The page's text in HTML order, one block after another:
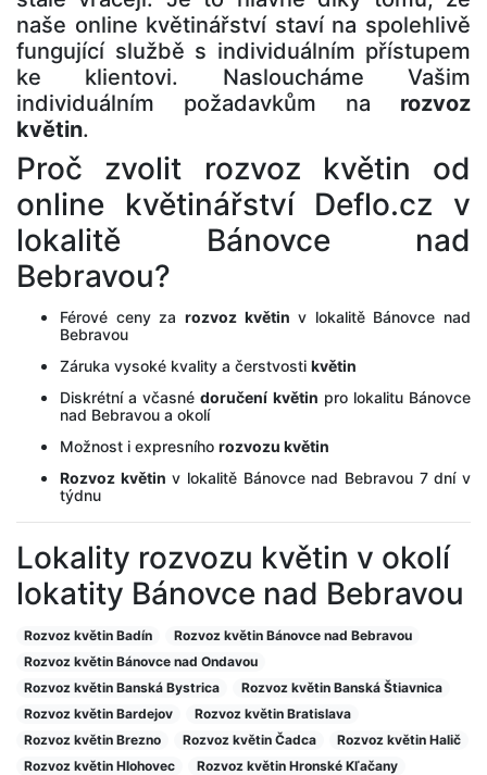
naše online květinářství staví na spolehlivě
fungující službě s individuálním přístupem
ke klientovi. Nasloucháme Vašim
individuálním požadavkům na rozvoz
květin.
Proč zvolit rozvoz květin od
online květinářství Deflo.cz v
lokalitě Bánovce nad
Bebravou?
Férové ceny za rozvoz květin v lokalitě Bánovce nad
Bebravou
Záruka vysoké kvality a čerstvosti květin
Diskrétní a včasnédoručení květin pro lokalitu Bánovce
nad Bebravou a okolí
Možnost i expresního rozvozu květin
Rozvoz květin v lokalitě Bánovce nad Bebravou 7 dní v
týdnu
Lokality rozvozu květin v okolí
lokatity Bánovce nad Bebravou
Rozvoz květin Badín
Rozvoz květin Bánovce nad Bebravou
Rozvoz květin Bánovce nad Ondavou
Rozvoz květin Banská Bystrica
Rozvoz květin Banská Štiavnica
Rozvoz květin Bardejov
Rozvoz květin Bratislava
Rozvoz květin Brezno
Rozvoz květin Čadca
Rozvoz květin Halič
Rozvoz květin Hlohovec
Rozvoz květin Hronské Kľačany